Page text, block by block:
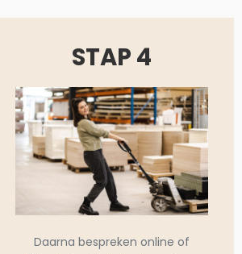
STAP 4
Daarna bespreken online of